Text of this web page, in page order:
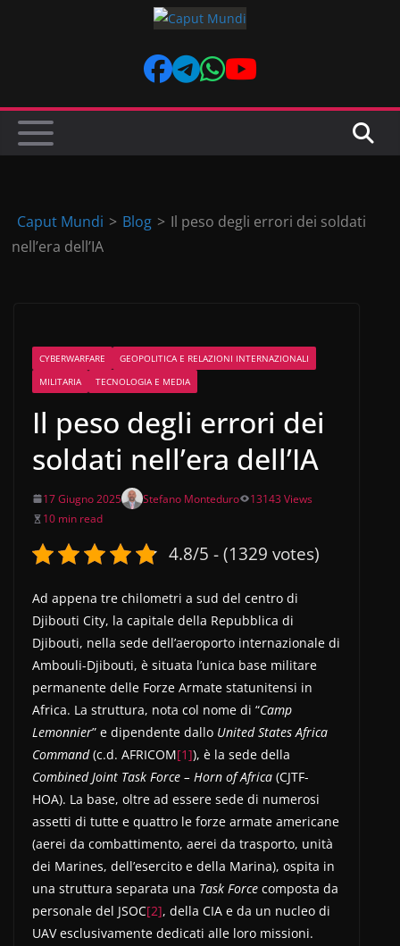
Caput Mundi > Blog > Il peso degli errori dei soldati
nell’era dell’IA
CYBERWARFARE
GEOPOLITICA E RELAZIONI INTERNAZIONALI
MILITARIA
TECNOLOGIA E MEDIA
Il peso degli errori dei
soldati nell’era dell’IA
17 Giugno 2025 Stefano Monteduro
13143 Views
10 min read
4.8/5 - (1329 votes)
Ad appena tre chilometri a sud del centro di
Djibouti City, la capitale della Repubblica di
Djibouti, nella sede dell’aeroporto internazionale di
Ambouli-Djibouti, è situata l’unica base militare
permanente delle Forze Armate statunitensi in
Africa. La struttura, nota col nome di “Camp
Lemonnier” e dipendente dallo United States Africa
Command(c.d. AFRICOM[1]), è la sede della
Combined Joint Task Force – Horn of Africa (CJTF-
HOA). La base, oltre ad essere sede di numerosi
assetti di tutte e quattro le forze armate americane
(aerei da combattimento, aerei da trasporto, unità
dei Marines, dell’esercito e della Marina), ospita in
una struttura separata una Task Force composta da
personale del JSOC[2], della CIA e da un nucleo di
UAV esclusivamente dedicati alle loro missioni.